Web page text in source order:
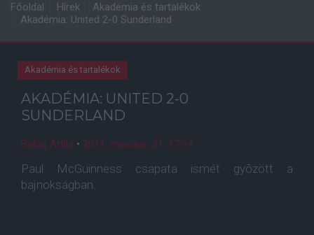
Főoldal Hírek
Akadémia és tartalékok
Akadémia: United 2-0 Sunderland
Akadémia és tartalékok
AKADÉMIA: UNITED 2-0
SUNDERLAND
Balog Attila • 2011. március. 31. 17:34
Paul McGuinness csapata ismét gyõzött a
bajnokságban.